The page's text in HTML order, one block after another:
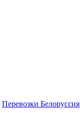
Перевозки Белоруссия